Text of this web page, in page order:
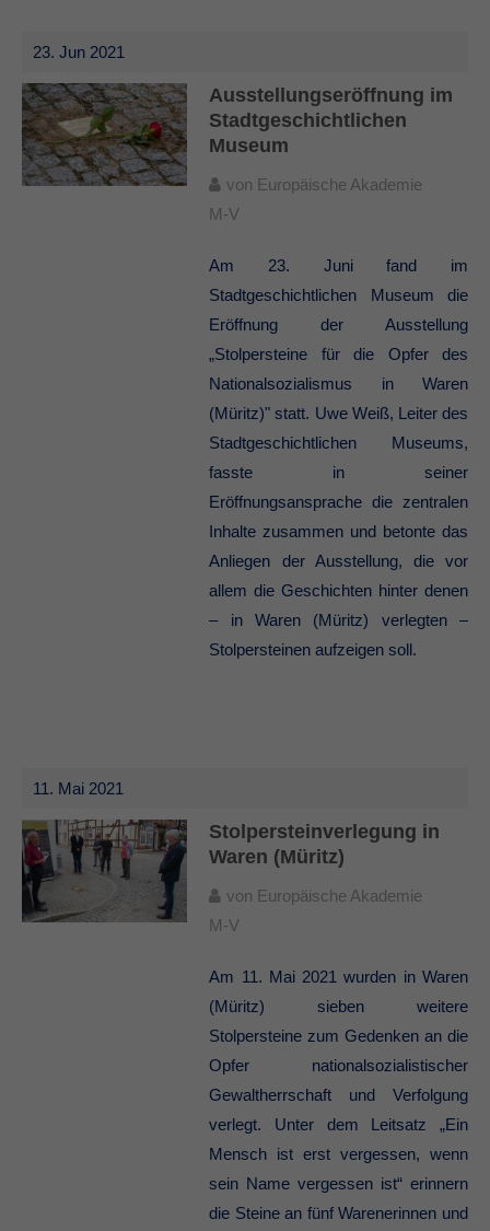
23. Jun 2021
Ausstellungseröffnung im
Stadtgeschichtlichen
Museum
von Europäische Akademie
M-V
Am 23. Juni fand im
Stadtgeschichtlichen Museum die
Eröffnung der Ausstellung
„Stolpersteine für die Opfer des
Nationalsozialismus in Waren
(Müritz)" statt. Uwe Weiß, Leiter des
Stadtgeschichtlichen Museums,
fasste in seiner
Eröffnungsansprache die zentralen
Inhalte zusammen und betonte das
Anliegen der Ausstellung, die vor
allem die Geschichten hinter denen
– in Waren (Müritz) verlegten –
Stolpersteinen aufzeigen soll.
11. Mai 2021
Stolpersteinverlegung in
Waren (Müritz)
von Europäische Akademie
M-V
Am 11. Mai 2021 wurden in Waren
(Müritz) sieben weitere
Stolpersteine zum Gedenken an die
Opfer nationalsozialistischer
Gewaltherrschaft und Verfolgung
verlegt. Unter dem Leitsatz „Ein
Mensch ist erst vergessen, wenn
sein Name vergessen ist“ erinnern
die Steine an fünf Warenerinnen und